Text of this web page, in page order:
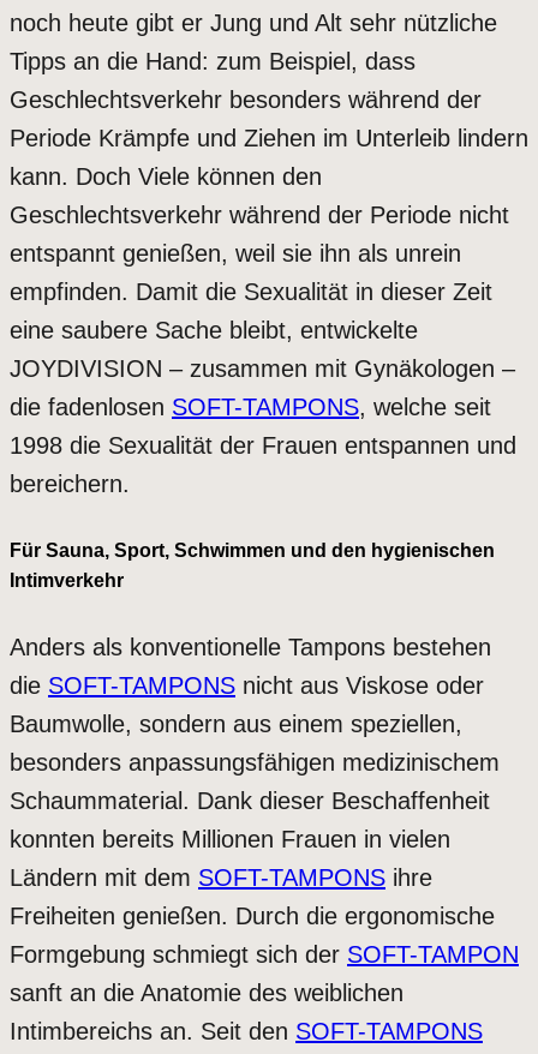
noch heute gibt er Jung und Alt sehr nützliche
Tipps an die Hand: zum Beispiel, dass
Geschlechtsverkehr besonders während der
Periode Krämpfe und Ziehen im Unterleib lindern
kann. Doch Viele können den
Geschlechtsverkehr während der Periode nicht
entspannt genießen, weil sie ihn als unrein
empfinden. Damit die Sexualität in dieser Zeit
eine saubere Sache bleibt, entwickelte
JOYDIVISION – zusammen mit Gynäkologen –
die fadenlosen SOFT-TAMPONS, welche seit
1998 die Sexualität der Frauen entspannen und
bereichern.
Für Sauna, Sport, Schwimmen und den hygienischen
Intimverkehr
Anders als konventionelle Tampons bestehen
die SOFT-TAMPONS nicht aus Viskose oder
Baumwolle, sondern aus einem speziellen,
besonders anpassungsfähigen medizinischem
Schaummaterial. Dank dieser Beschaffenheit
konnten bereits Millionen Frauen in vielen
Ländern mit dem SOFT-TAMPONS ihre
Freiheiten genießen. Durch die ergonomische
Formgebung schmiegt sich der SOFT-TAMPON
sanft an die Anatomie des weiblichen
Intimbereichs an. Seit den SOFT-TAMPONS